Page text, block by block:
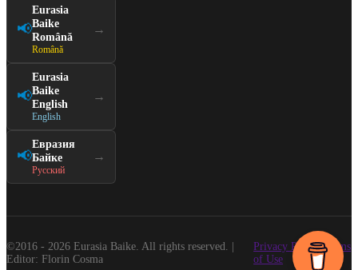
📢
Eurasia
Baike
Română
Română
→
📢
Eurasia
Baike
English
English
→
📢
Евразия
Байке
Русский
→
©2016 - 2026 Eurasia Baike. All rights reserved. |
Editor: Florin Cosma
Privacy Policy Terms
of Use